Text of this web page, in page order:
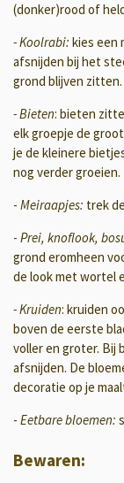
(donker)rood of
- Koolrabi: kies een
afsnijden bij het
grond blijven zitten.
- Bieten: bieten
elk groepje de
je de kleinere
nog verder groeien.
- Meiraapjes: trek
- Prei, knoflook,
grond eromheen
de look met wortel
- Kruiden: kruiden
boven de eerste
voller en groter. Bij
afsnijden. De
decoratie op je
- Eetbare bloemen:
Bewaren: